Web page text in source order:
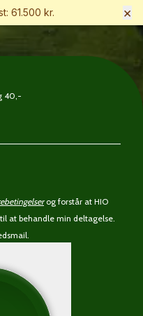
61.500 kr. ×
40,-
og forstår at HIO
at behandle min deltagelse.